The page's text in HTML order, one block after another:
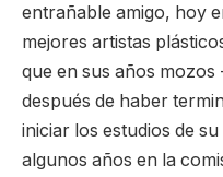
entrañable amigo, hoy
mejores artistas
que en sus años
después de haber
iniciar los estudios de
algunos años en la